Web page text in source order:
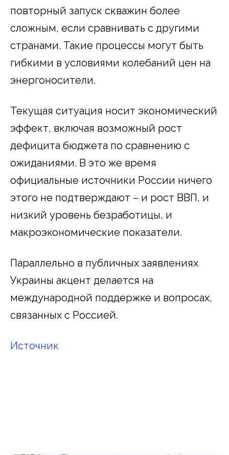
повторный запуск скважин более
сложным, если сравнивать с другими
странами. Такие процессы могут быть
гибкими в условиями колебаний цен на
энергоносители.
Текущая ситуация носит экономический
эффект, включая возможный рост
дефицита бюджета по сравнению с
ожиданиями. В это же время
официальные источники России ничего
этого не подтверждают – и рост ВВП, и
низкий уровень безработицы, и
макроэкономические показатели.
Параллельно в публичных заявлениях
Украины акцент делается на
международной поддержке и вопросах,
связанных с Россией.
Источник